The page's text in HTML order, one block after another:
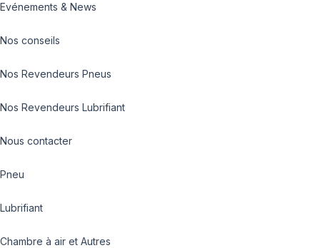
Evénements & News
Nos conseils
Nos Revendeurs Pneus
Nos Revendeurs Lubrifiant
Nous contacter
Pneu
Lubrifiant
Chambre à air et Autres